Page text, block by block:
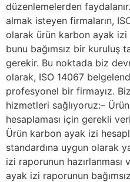
düzenlemelerden
almak isteyen firmaların,
olarak ürün karbon ayak izi
bunu bağımsız bir kuruluş
gerekir. Bu noktada biz
olarak, ISO 14067
profesyonel bir firmayız.
hizmetleri sağlıyoruz:–
hesaplaması için gerekli
Ürün karbon ayak izi
standardına uygun olarak
izi raporunun hazırlanması
ayak izi raporunun